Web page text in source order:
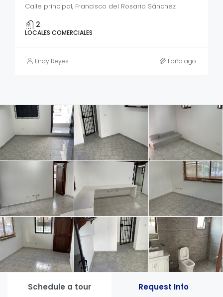
Calle principal, Francisco del Rosario Sánchez
2
LOCALES COMERCIALES
Endy Reyes 1 año ago
Schedule a tour Request Info